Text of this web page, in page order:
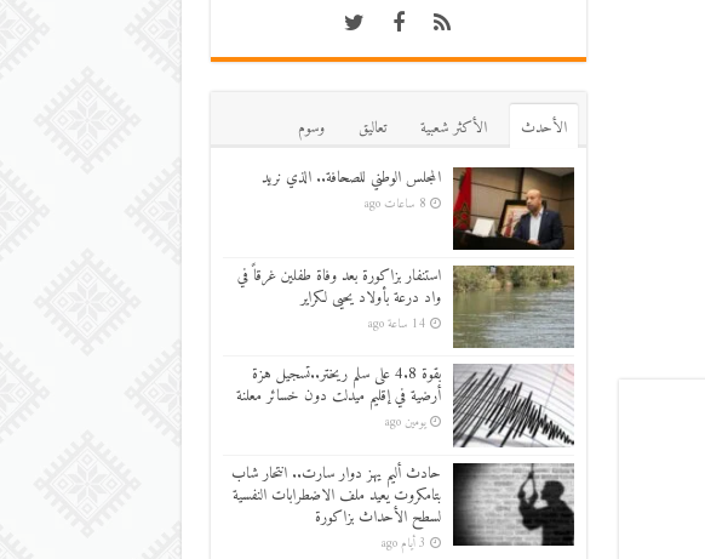
اﻷحدث اﻷكثر شعبية تعاليق
وسوم
المجلس الوطني للصحافة.. الذي نريد
8 ساعات ago
استنفار بزاكورة بعد وفاة طفلين غرقاً في
واد درعة بأولاد يحيى لكراير
14 ساعة ago
بقوة 4.8 على سلم ريختر..تسجيل هزة
أرضية في إقليم ميدلت دون خسائر معلنة
يومين ago
حادث أليم يهز دوار سارت.. انتحار شاب
بتامكروت يعيد ملف الاضطرابات النفسية
لسطح الأحداث بزاكورة
3 أيام ago